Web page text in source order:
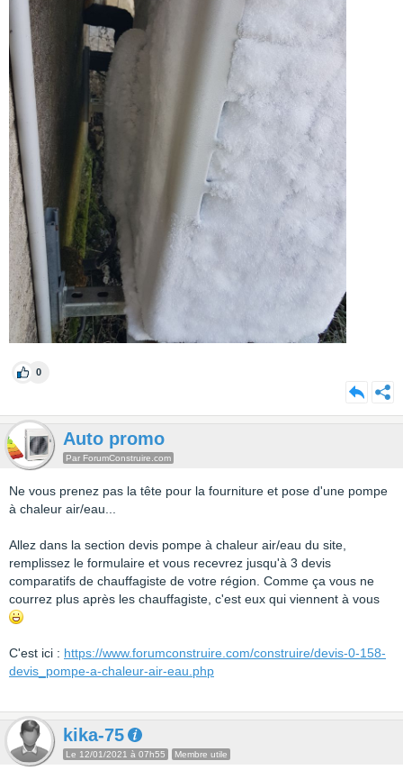
0
Auto promo
Par ForumConstruire.com
Ne vous prenez pas la tête pour la fourniture et pose d'une pompe
à chaleur air/eau...
Allez dans la section devis pompe à chaleur air/eau du site,
remplissez le formulaire et vous recevrez jusqu'à 3 devis
comparatifs de chauffagiste de votre région. Comme ça vous ne
courrez plus après les chauffagiste, c'est eux qui viennent à vous
C'est ici : https://www.forumconstruire.com/construire/devis-0-158-
devis_pompe-a-chaleur-air-eau.php
kika-75
Le 12/01/2021 à 07h55 Membre utile